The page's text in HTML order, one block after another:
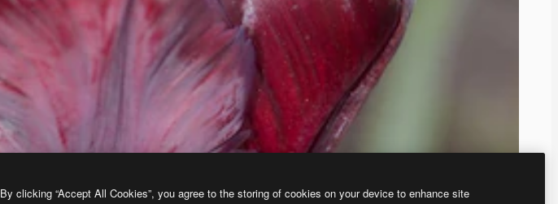
By clicking “Accept All Cookies”, you agree to the storing of cookies on your device to enhance site